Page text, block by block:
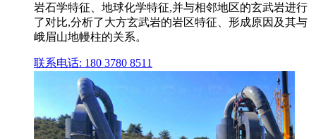
岩石学特征、地球化学特征,并与相邻地区的玄武岩进行
了对比,分析了大方玄武岩的岩区特征、形成原因及其与
峨眉山地幔柱的关系。
联系电话: 180 3780 8511